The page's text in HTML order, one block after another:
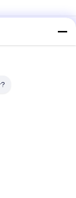
হট গলানো পিএসএ
আঠালো আঠালো Based
পিএসএ আঠালো